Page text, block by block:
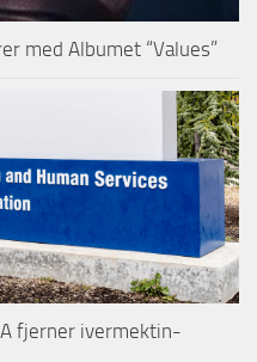
med Albumet “Values”
fjerner ivermektin-